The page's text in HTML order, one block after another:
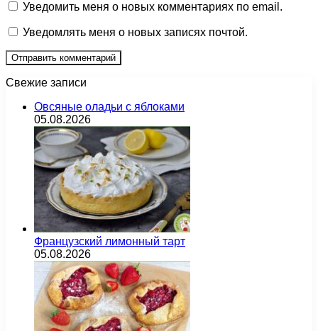
Уведомить меня о новых комментариях по email.
Уведомлять меня о новых записях почтой.
Свежие записи
Овсяные оладьи с яблоками
05.08.2026
Французский лимонный тарт
05.08.2026